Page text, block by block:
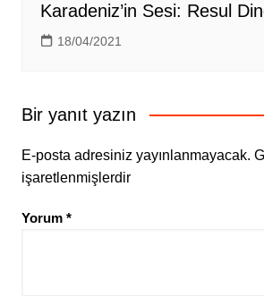
Karadeniz’in Sesi: Resul
18/04/2021
Bir yanıt yazın
E-posta adresiniz yayınlanmayacak.
işaretlenmişlerdir
Yorum *